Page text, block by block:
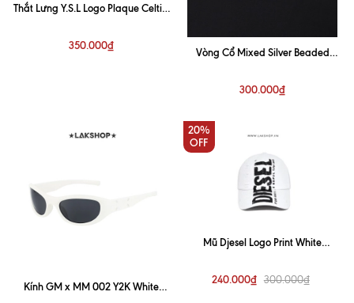
Thắt Lưng Y.S.L Logo Plaque Celtic-
350.000₫
Vòng Cổ Mixed Silver Beaded
300.000₫
Kính GM x MM 002 Y2K White
20%
OFF
Mũ Djesel Logo Print White
240.000₫ 300.000₫